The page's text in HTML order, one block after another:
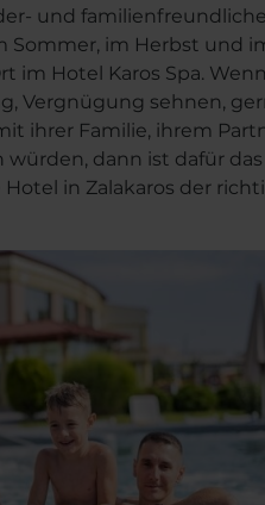
und
Sommer, im Herbst und
im Hotel Karos Spa.
Vergnügung sehnen,
ihrer Familie, ihrem
dann ist dafür das
in Zalakaros der